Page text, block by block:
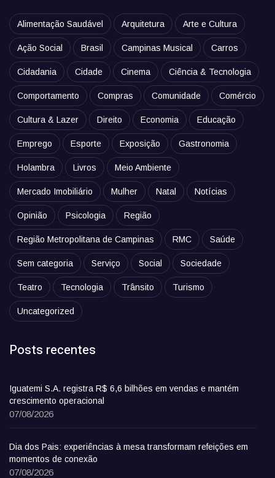
Alimentação Saudável Arquitetura Arte e Cultura
Ação Social Brasil Campinas Musical Carros
Cidadania Cidade Cinema Ciência & Tecnologia
Comportamento Compras Comunidade Comércio
Cultura & Lazer Direito Economia Educação
Emprego Esporte Exposição Gastronomia
Holambra Livros Meio Ambiente
Mercado Imobiliário Mulher Natal Notícias
Opinião Psicologia Região
Região Metropolitana de Campinas RMC Saúde
Sem categoria Serviço Social Sociedade
Teatro Tecnologia Trânsito Turismo
Uncategorized
Posts recentes
Iguatemi S.A. registra R$ 6,6 bilhões em vendas e mantém
crescimento operacional
07/08/2026
Dia dos Pais: experiências à mesa transformam refeições em
momentos de conexão
07/08/2026